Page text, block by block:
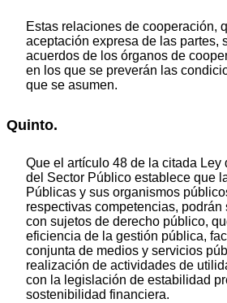
Estas relaciones de cooperación,
aceptación expresa de las partes,
acuerdos de los órganos de
en los que se preverán las
que se asumen.
Quinto.
Que el artículo 48 de la citada Ley
del Sector Público establece que
Públicas y sus organismos
respectivas competencias,
con sujetos de derecho público,
eficiencia de la gestión pública,
conjunta de medios y servicios
realización de actividades de
con la legislación de estabilidad
sostenibilidad financiera.